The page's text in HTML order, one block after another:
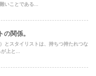
いことである...
関係。
とスタイリストは、持ちつ持たれつな
上と...